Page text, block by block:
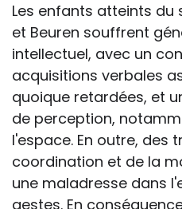
Les enfants atteints du
et Beuren souffrent
intellectuel, avec un
acquisitions verbales
quoique retardées, et
de perception,
l'espace. En outre, des
coordination et de la
une maladresse dans
gestes. En